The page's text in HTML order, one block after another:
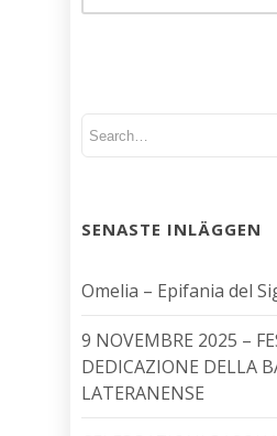
SENASTE INLÄGGEN
Omelia – Epifania del
9 NOVEMBRE 2025 –
DEDICAZIONE DELLA
LATERANENSE